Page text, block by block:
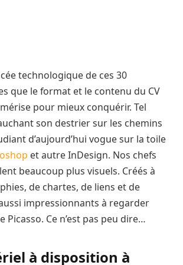
technologique de ces 30
que le format et le contenu du CV
pour mieux conquérir. Tel
son destrier sur les chemins
d’aujourd’hui vogue sur la toile
et autre InDesign. Nos chefs
beaucoup plus visuels. Créés à
de chartes, de liens et de
impressionnants à regarder
Picasso. Ce n’est pas peu dire…
à disposition à